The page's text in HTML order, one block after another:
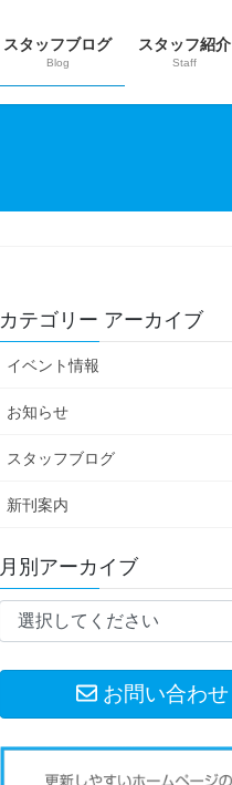
スタッフブログ
Blog
スタッフ紹介
Staff
カテゴリー アーカイブ
イベント情報
お知らせ
スタッフブログ
新刊案内
月別アーカイブ
お問い合わせ